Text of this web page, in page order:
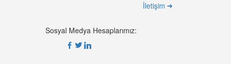
İletişim
Sosyal Medya Hesaplarımız: